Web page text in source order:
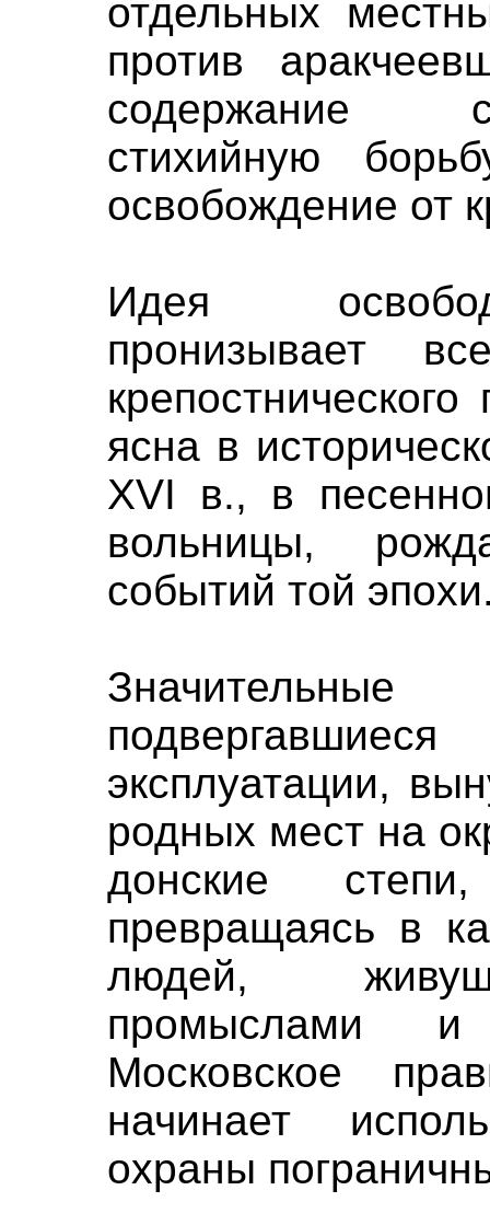
отдельных
против
содержание
стихийную
освобождение от
Идея
пронизывает
ясна в
XVI в., в
вольницы,
событий той
эксплуатации,
родных мест на
донские
превращаясь в
людей,
промыслами
Московское
начинает
охраны